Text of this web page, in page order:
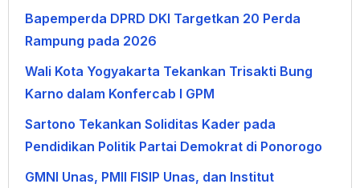
Bapemperda DPRD DKI Targetkan 20 Perda
Rampung pada 2026
Wali Kota Yogyakarta Tekankan Trisakti Bung
Karno dalam Konfercab I GPM
Sartono Tekankan Soliditas Kader pada
Pendidikan Politik Partai Demokrat di Ponorogo
GMNI Unas, PMII FISIP Unas, dan Institut